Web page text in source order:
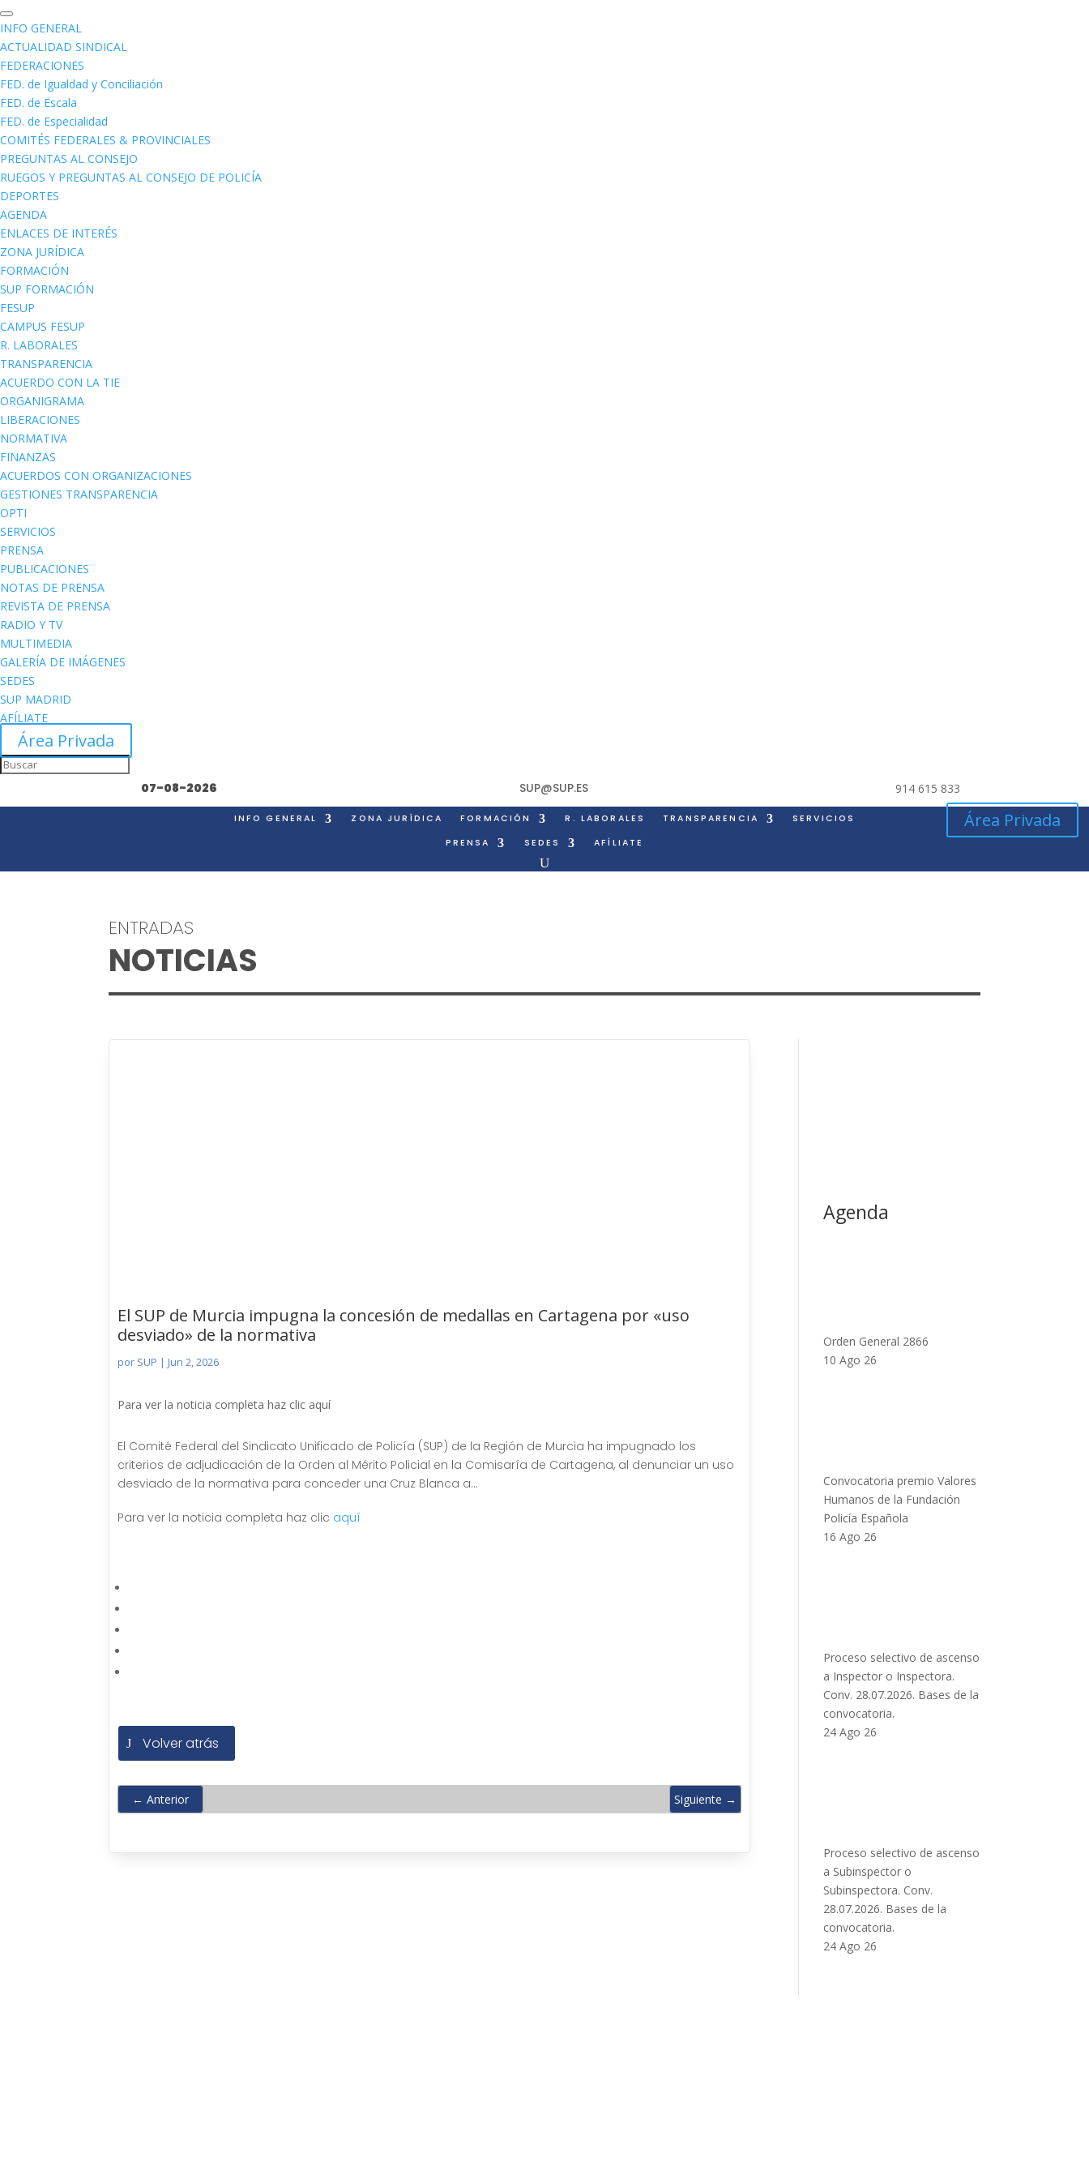
INFO GENERAL
ACTUALIDAD SINDICAL
FEDERACIONES
FED. de Igualdad y Conciliación
FED. de Escala
FED. de Especialidad
COMITÉS FEDERALES & PROVINCIALES
PREGUNTAS AL CONSEJO
RUEGOS Y PREGUNTAS AL CONSEJO DE POLICÍA
DEPORTES
AGENDA
ENLACES DE INTERÉS
ZONA JURÍDICA
FORMACIÓN
SUP FORMACIÓN
FESUP
CAMPUS FESUP
R. LABORALES
TRANSPARENCIA
ACUERDO CON LA TIE
ORGANIGRAMA
LIBERACIONES
NORMATIVA
FINANZAS
ACUERDOS CON ORGANIZACIONES
GESTIONES TRANSPARENCIA
OPTI
SERVICIOS
PRENSA
PUBLICACIONES
NOTAS DE PRENSA
REVISTA DE PRENSA
RADIO Y TV
MULTIMEDIA
GALERÍA DE IMÁGENES
SEDES
SUP MADRID
AFÍLIATE
Área Privada
07-08-2026 SUP@SUP.ES 914 615 833
INFO GENERAL ZONA JURÍDICA FORMACIÓN R. LABORALES TRANSPARENCIA
SERVICIOS
PRENSA
SEDES AFÍLIATE
Área Privada
ENTRADAS
NOTICIAS
El SUP de Murcia impugna la concesión de medallas en Cartagena por «uso
desviado» de la normativa
por SUP | Jun 2, 2026
Para ver la noticia completa haz clic aquí
El Comité Federal del Sindicato Unificado de Policía (SUP) de la Región de Murcia ha impugnado los
criterios de adjudicación de la Orden al Mérito Policial en la Comisaría de Cartagena, al denunciar un uso
desviado de la normativa para conceder una Cruz Blanca a…
Para ver la noticia completa haz clic aquí
Volver atrás
←Anterior Siguiente →
Agenda
Orden General 2866
10 Ago 26
Convocatoria premio Valores
Humanos de la Fundación
Policía Española
16 Ago 26
Proceso selectivo de ascenso
a Inspector o Inspectora.
Conv. 28.07.2026. Bases de la
convocatoria.
24 Ago 26
Proceso selectivo de ascenso
a Subinspector o
Subinspectora. Conv.
28.07.2026. Bases de la
convocatoria.
24 Ago 26